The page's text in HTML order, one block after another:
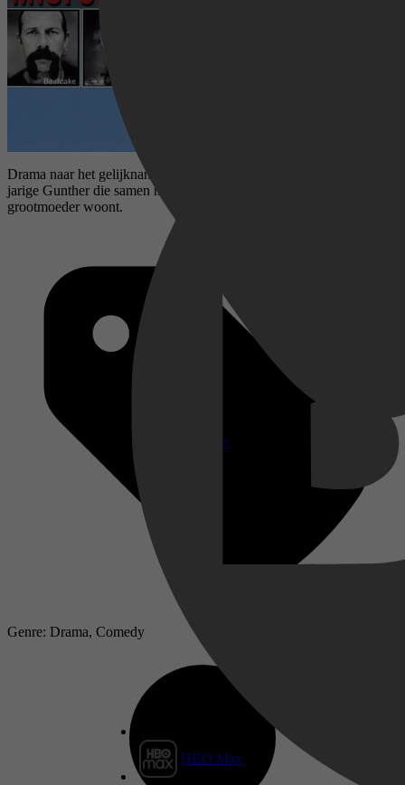
Disney+
HBO Max
Drama naar het gelijknamige boek van Dimitri Verhulst over de 13-
jarige Gunther die samen met zijn vader en zijn drie ooms bij zijn
grootmoeder woont.
Genre: Drama, Comedy